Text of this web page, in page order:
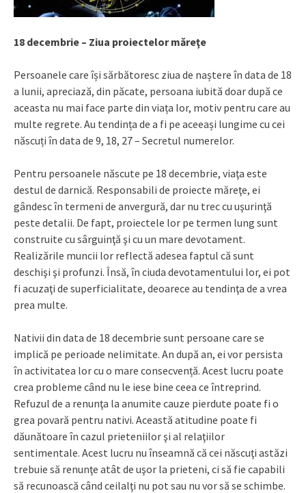
18 decembrie – Ziua proiectelor măreţe
Persoanele care își sărbătoresc ziua de naștere în data de 18
a lunii, apreciază, din păcate, persoana iubită doar după ce
aceasta nu mai face parte din viața lor, motiv pentru care au
multe regrete. Au tendința de a fi pe aceeași lungime cu cei
născuți în data de 9, 18, 27 – Secretul numerelor.
Pentru persoanele născute pe 18 decembrie, viaţa este
destul de darnică. Responsabili de proiecte măreţe, ei
gândesc în termeni de anvergură, dar nu trec cu uşurinţă
peste detalii. De fapt, proiectele lor pe termen lung sunt
construite cu sârguinţă şi cu un mare devotament.
Realizările muncii lor reflectă adesea faptul că sunt
deschişi şi profunzi. Însă, în ciuda devotamentului lor, ei pot
fi acuzaţi de superficialitate, deoarece au tendinţa de a vrea
prea multe.
Nativii din data de 18 decembrie sunt persoane care se
implică pe perioade nelimitate. An după an, ei vor persista
în activitatea lor cu o mare consecvență. Acest lucru poate
crea probleme când nu le iese bine ceea ce întreprind.
Refuzul de a renunţa la anumite cauze pierdute poate fi o
grea povară pentru nativi. Această atitudine poate fi
dăunătoare în cazul prieteniilor şi al relaţiilor
sentimentale. Acest lucru nu înseamnă că cei născuţi astăzi
trebuie să renunţe atât de uşor la prieteni, ci să fie capabili
să recunoască când ceilalţi nu pot sau nu vor să se schimbe.